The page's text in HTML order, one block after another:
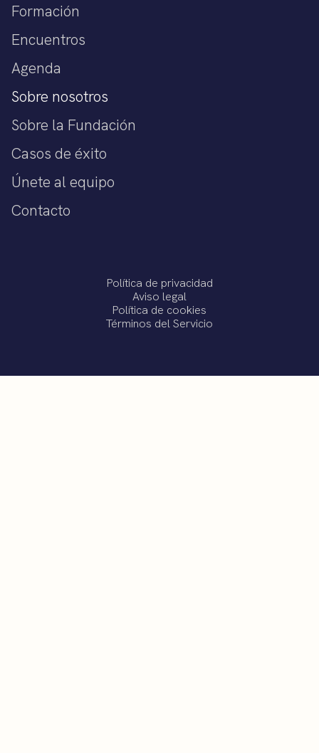
Formación
Encuentros
Agenda
Sobre nosotros
Sobre la Fundación
Casos de éxito
Únete al equipo
Contacto
Política de privacidad
Aviso legal
Política de cookies
Términos del Servicio